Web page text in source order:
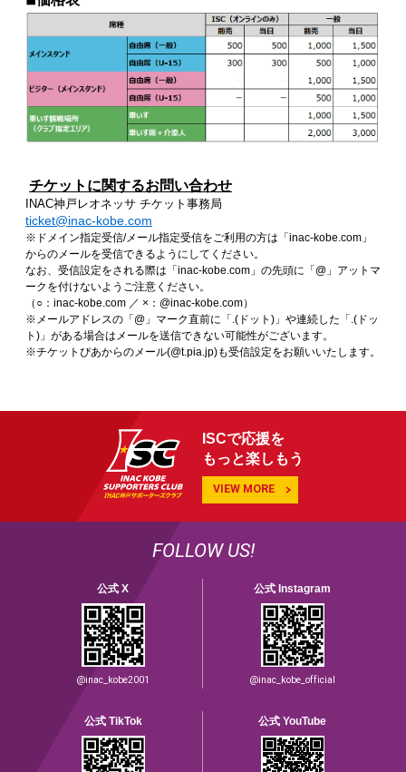
チケットに関するお問い合わせ
INAC神戸レオネッサ チケット事務局
ticket@inac-kobe.com
※ドメイン指定受信/メール指定受信をご利用の方は「inac-kobe.com」
からのメールを受信できるようにしてください。
なお、受信設定をされる際は「inac-kobe.com」の先頭に「@」アットマ
ークを付けないようご注意ください。
（○：inac-kobe.com ／ ×：@inac-kobe.com）
※メールアドレスの「@」マーク直前に「.(ドット)」や連続した「.(ドッ
ト)」がある場合はメールを送信できない可能性がございます。
※チケットぴあからのメール(@t.pia.jp)も受信設定をお願いいたします。
ISCで応援を
もっと楽しもう
VIEW MORE
FOLLOW US!
公式 X
@inac_kobe2001
公式 Instagram
@inac_kobe_official
公式 TikTok 公式 YouTube